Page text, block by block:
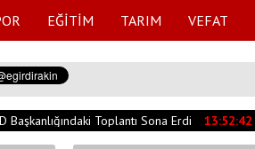
EĞİTİM TARIM VEFAT
Başkanlığındaki Toplantı Sona Erdi 13:52:42